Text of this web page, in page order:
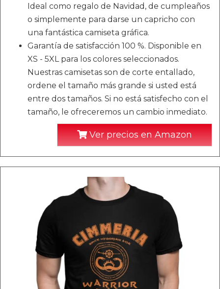
Ideal como regalo de Navidad, de cumpleaños
o simplemente para darse un capricho con
una fantástica camiseta gráfica.
Garantía de satisfacción 100 %. Disponible en
XS - 5XL para los colores seleccionados.
Nuestras camisetas son de corte entallado,
ordene el tamaño más grande si usted está
entre dos tamaños. Si no está satisfecho con el
tamaño, le ofreceremos un cambio inmediato.
Ver precios en Amazon